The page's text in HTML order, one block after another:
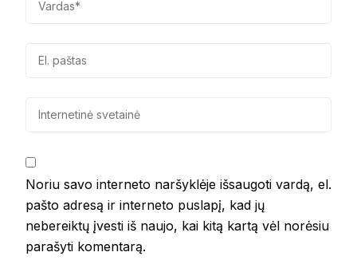
Noriu savo interneto naršyklėje išsaugoti vardą, el.
pašto adresą ir interneto puslapį, kad jų
nebereiktų įvesti iš naujo, kai kitą kartą vėl norėsiu
parašyti komentarą.